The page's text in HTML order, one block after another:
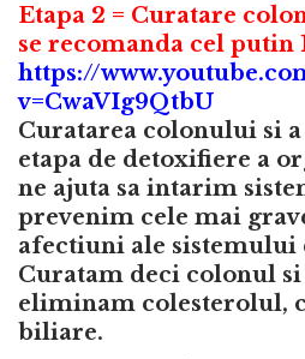
Etapa 2 = Curatare
se recomanda cel putin
https://
v=CwaVIg9QtbU
Curatarea colonului si
etapa de detoxifiere a
ne ajuta sa intarim
prevenim cele mai
afectiuni ale sistemului
Curatam deci colonul
eliminam colesterolul,
biliare.